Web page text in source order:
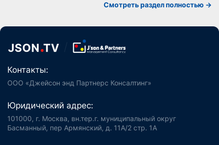
Смотреть раздел полностью ->
Контакты:
ООО «Джейсон энд Партнерс Консалтинг»
Юридический адрес:
101000, г. Москва, вн.тер.г. муниципальный округ
Басманный, пер Армянский, д. 11А/2 стр. 1А